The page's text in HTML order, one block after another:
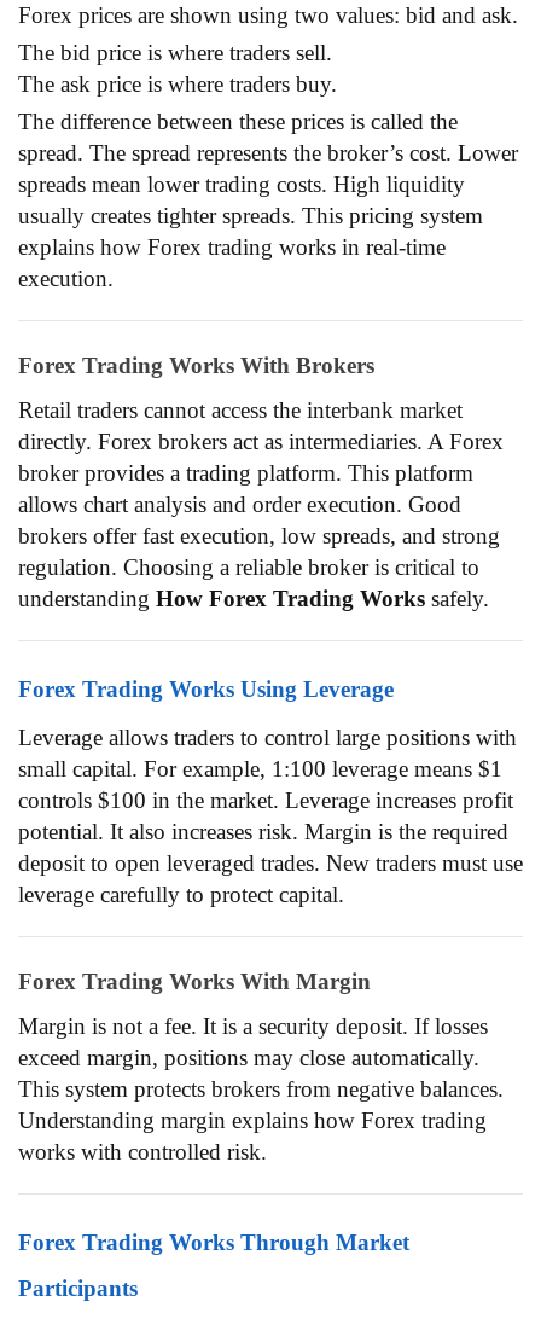
Forex prices are shown using two values: bid and ask.
The bid price is where traders sell.
The ask price is where traders buy.
The difference between these prices is called the
spread. The spread represents the broker’s cost. Lower
spreads mean lower trading costs. High liquidity
usually creates tighter spreads. This pricing system
explains how Forex trading works in real-time
execution.
Forex Trading Works With Brokers
Retail traders cannot access the interbank market
directly. Forex brokers act as intermediaries. A Forex
broker provides a trading platform. This platform
allows chart analysis and order execution. Good
brokers offer fast execution, low spreads, and strong
regulation. Choosing a reliable broker is critical to
understanding How Forex Trading Works safely.
Forex Trading Works Using Leverage
Leverage allows traders to control large positions with
small capital. For example, 1:100 leverage means $1
controls $100 in the market. Leverage increases profit
potential. It also increases risk. Margin is the required
deposit to open leveraged trades. New traders must use
leverage carefully to protect capital.
Forex Trading Works With Margin
Margin is not a fee. It is a security deposit. If losses
exceed margin, positions may close automatically.
This system protects brokers from negative balances.
Understanding margin explains how Forex trading
works with controlled risk.
Forex Trading Works Through Market
Participants